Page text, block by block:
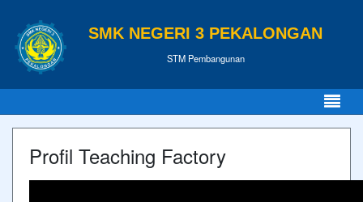
SMK NEGERI 3 PEKALONGAN
STM Pembangunan
Profil Teaching Factory